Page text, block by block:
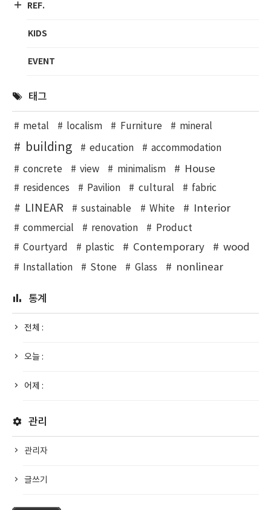
REF.
KIDS
EVENT
태그
metal localism Furniture mineral
building education accommodation
concrete view minimalism House
residences Pavilion cultural fabric
LINEAR sustainable White Interior
commercial renovation
Product
Courtyard
plastic Contemporary wood
Installation Stone Glass nonlinear
통계
전체 :
오늘 :
어제 :
관리
관리자
글쓰기